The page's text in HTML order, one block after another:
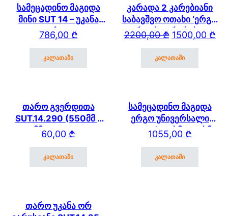
სამეცადინო მაგიდა
მინი SUT 14 – უკანა
თაროთი
786,00 ₾
კალათაში
კარადა 2 კარებიანი
საბავშვო ოთახი ‘ერგო
ვარდისფერი სახლი’
2200,00₾ Original price
1500,00 ₾
Current price is:
კალათაში
თარო გვერდითა
SUT.14.290 (550მმ *
250 მმ) SUT.14/15/17
60,00 ₾
კალათაში
სამეცადინო მაგიდა
ერგო უნივერსალი
SUT.17 (120სმ * 61 სმ)
1055,00 ₾
კალათაში
თარო უკანა ორ